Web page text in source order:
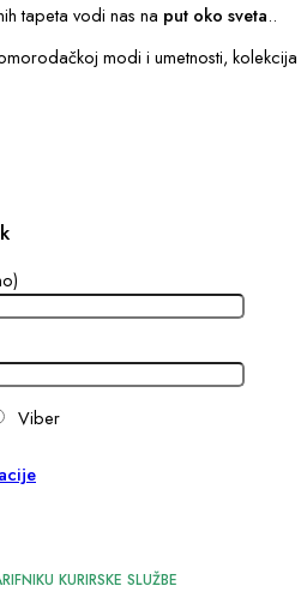
tapeta vodi nas na put oko sveta..
modi i umetnosti, kolekcija
Viber
KURIRSKE SLUŽBE